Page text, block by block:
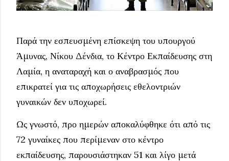
Παρά την εσπευσμένη επίσκεψη του υπουργού
Άμυνας, Νίκου Δένδια, το Κέντρο Εκπαίδευσης στη
Λαμία, η αναταραχή και ο αναβρασμός που
επικρατεί για τις αποχωρήσεις εθελοντριών
γυναικών δεν υποχωρεί.
Ως γνωστό, προ ημερών αποκαλύφθηκε ότι από τις
72 γυναίκες που περίμεναν στο κέντρο
εκπαίδευσης, παρουσιάστηκαν 51 και λίγο μετά